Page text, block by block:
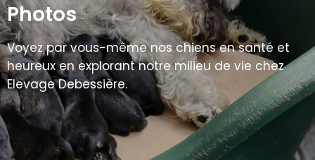
Photos
Voyez par vous-même nos chiens en santé et
heureux en explorant notre milieu de vie chez
Elevage Debessière.